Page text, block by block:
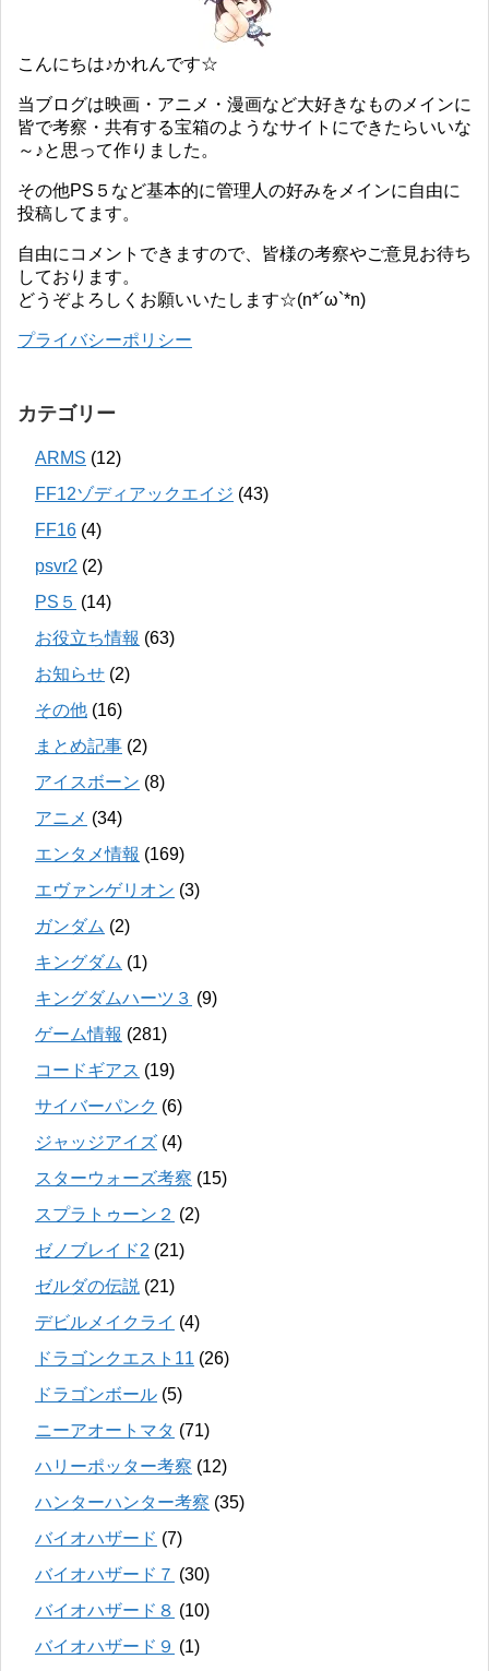
こんにちは♪かれんです☆
当ブログは映画・アニメ・漫画など大好きなものメインに
皆で考察・共有する宝箱のようなサイトにできたらいいな
～♪と思って作りました。
その他PS５など基本的に管理人の好みをメインに自由に
投稿してます。
自由にコメントできますので、皆様の考察やご意見お待ち
しております。
どうぞよろしくお願いいたします☆(n*´ω`*n)
プライバシーポリシー
カテゴリー
ARMS (12)
FF12ゾディアックエイジ (43)
FF16 (4)
psvr2 (2)
PS５ (14)
お役立ち情報 (63)
お知らせ (2)
その他 (16)
まとめ記事 (2)
アイスボーン (8)
アニメ (34)
エンタメ情報 (169)
エヴァンゲリオン (3)
ガンダム (2)
キングダム (1)
キングダムハーツ３ (9)
ゲーム情報 (281)
コードギアス (19)
サイバーパンク (6)
ジャッジアイズ (4)
スターウォーズ考察 (15)
スプラトゥーン２ (2)
ゼノブレイド2 (21)
ゼルダの伝説 (21)
デビルメイクライ (4)
ドラゴンクエスト11 (26)
ドラゴンボール (5)
ニーアオートマタ (71)
ハリーポッター考察 (12)
ハンターハンター考察 (35)
バイオハザード (7)
バイオハザード７ (30)
バイオハザード８ (10)
バイオハザード９ (1)